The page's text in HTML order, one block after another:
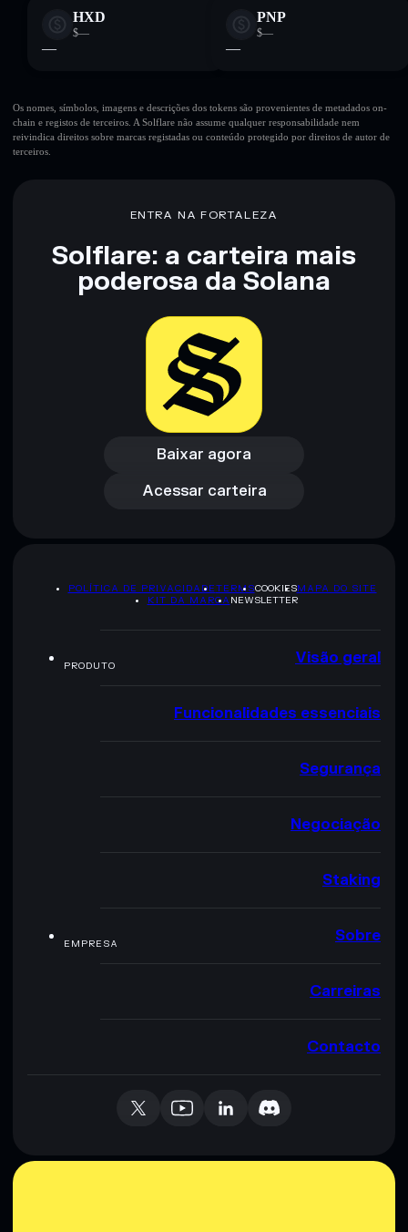
HXD
$—
—
PNP
$—
—
Os nomes, símbolos, imagens e descrições dos tokens são provenientes de metadados on-
chain e registos de terceiros. A Solflare não assume qualquer responsabilidade nem
reivindica direitos sobre marcas registadas ou conteúdo protegido por direitos de autor de
terceiros.
ENTRA NA FORTALEZA
Solflare: a carteira mais
poderosa da Solana
Baixar agora
Baixar agora
Acessar carteira
Acessar carteira
POLÍTICA DE PRIVACIDADETERMSCOOKIESMAPA DO SITE
KIT DA MARCA NEWSLETTER
PRODUTO Visão geral
Funcionalidades essenciais
Segurança
Negociação
Staking
EMPRESA Sobre
Carreiras
Contacto